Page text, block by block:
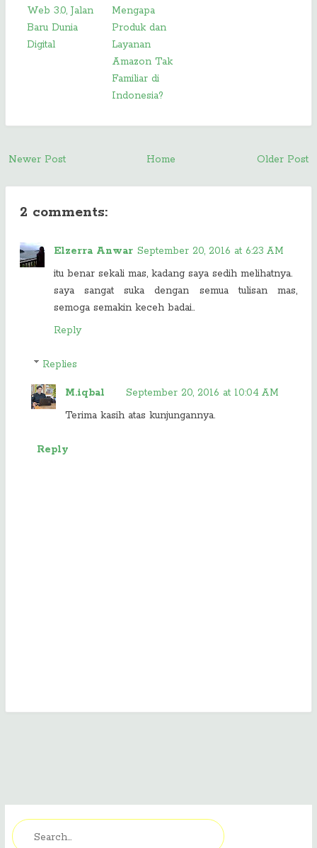
Web 3.0, Jalan
Baru Dunia
Digital
Mengapa
Produk dan
Layanan
Amazon Tak
Familiar di
Indonesia?
Newer Post Older Post
Home
2 comments:
Elzerra Anwar September 20, 2016 at 6:23 AM
itu benar sekali mas, kadang saya sedih melihatnya.
saya sangat suka dengan semua tulisan mas,
semoga semakin keceh badai..
Reply
Replies
M.iqbal
September 20, 2016 at 10:04 AM
Terima kasih atas kunjungannya.
Reply